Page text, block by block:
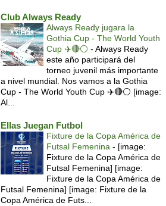
Club Always Ready
Always Ready jugara la
Gothia Cup - The World Youth
Cup ✈️🔴⚪️ - Always Ready
este año participará del
torneo juvenil más importante
a nivel mundial. Nos vamos a la Gothia
Cup - The World Youth Cup ✈️🔴⚪️ [image:
Al...
Ellas Juegan Futbol
Fixture de la Copa América de
Futsal Femenina - [image:
Fixture de la Copa América de
Futsal Femenina] [image:
Fixture de la Copa América de
Futsal Femenina] [image: Fixture de la
Copa América de Futs...